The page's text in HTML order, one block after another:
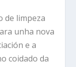
de limpeza
unha nova
e a
coidado da